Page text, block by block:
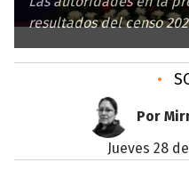
resultados del censo
•
Por
jueves 28